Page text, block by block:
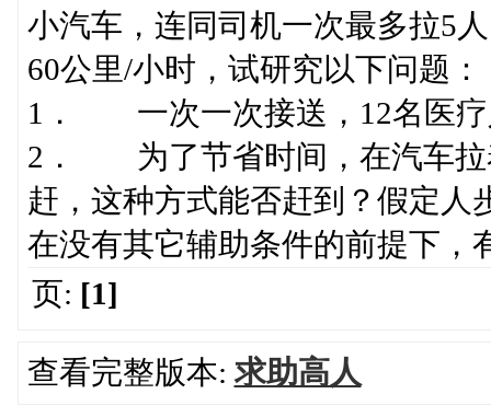
小汽车，连同司机一次最多拉5
60公里/小时，试研究以下问题：
1． 一次一次接送，12名医疗
2． 为了节省时间，在汽车拉
赶，这种方式能否赶到？假定人
在没有其它辅助条件的前提下，
页: [1]
查看完整版本:求助高人